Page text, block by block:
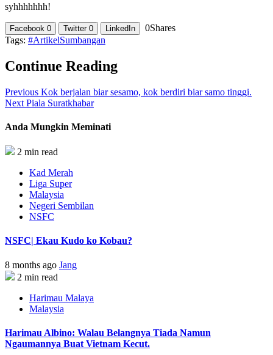
syhhhhhhh!
Facebook 0 Twitter 0 LinkedIn 0Shares
Tags: #ArtikelSumbangan
Continue Reading
Previous Kok berjalan biar sesamo, kok berdiri biar samo tinggi.
Next Piala Suratkhabar
Anda Mungkin Meminati
2 min read
Kad Merah
Liga Super
Malaysia
Negeri Sembilan
NSFC
NSFC| Ekau Kudo ko Kobau?
8 months ago Jang
2 min read
Harimau Malaya
Malaysia
Harimau Albino: Walau Belangnya Tiada Namun
Ngaumannya Buat Vietnam Kecut.